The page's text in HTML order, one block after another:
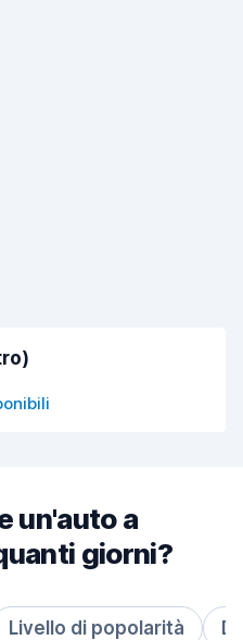
un'auto a
giorni?
Livello di popolarità